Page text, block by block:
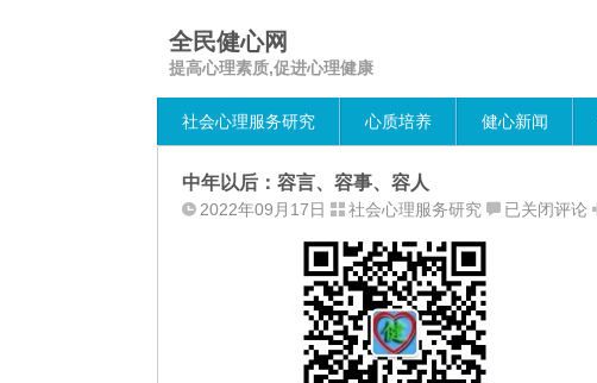
全民健心网
提高心理素质,促进心理健康
社会心理服务研究 心质培养 健心新闻
中年以后：容言、容事、容人
2022年09月17日 社会心理服务研究
中
已关闭评论